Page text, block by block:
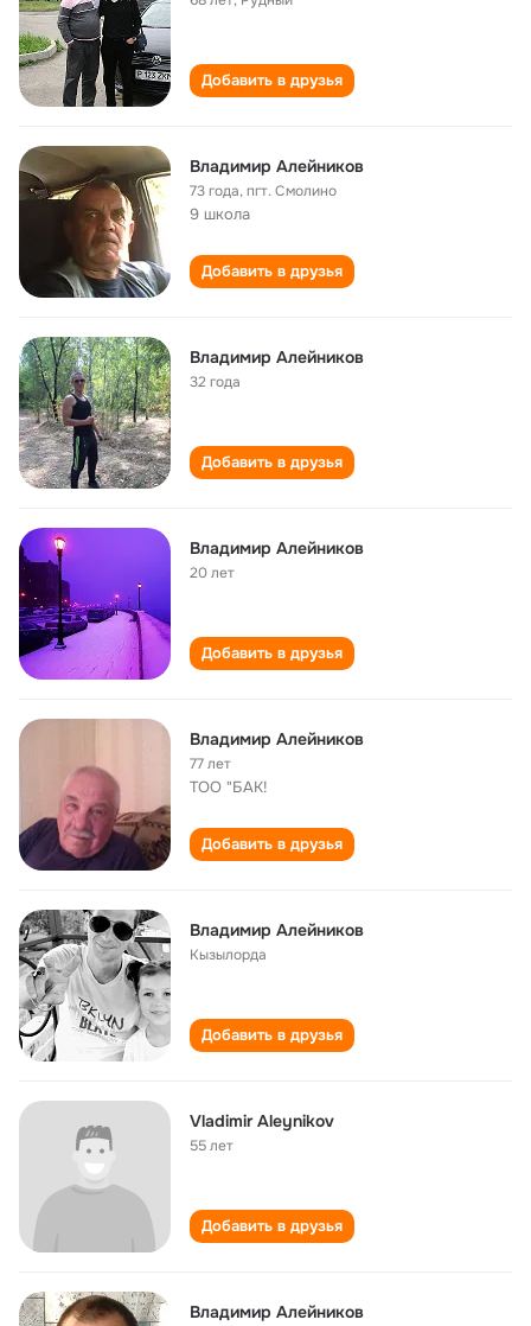
Добавить в друзья
Владимир Алейников
73 года,пгт. Смолино
9 школа
Добавить в друзья
Владимир Алейников
32 года
Добавить в друзья
Владимир Алейников
20 лет
Добавить в друзья
Владимир Алейников
77 лет
ТОО "БАК!
Добавить в друзья
Владимир Алейников
Кызылорда
Добавить в друзья
Vladimir Aleynikov
55 лет
Добавить в друзья
Владимир Алейников